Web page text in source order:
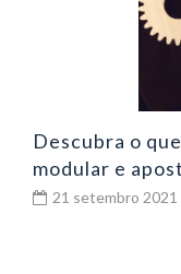
Descubra o
modular e
sua empresa
21 setembro 2021